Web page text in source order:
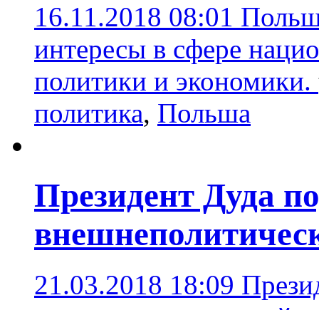
16.11.2018 08:01
интересы в сфере
политики и экономики.
политика, Польша
Президент Дуда
21.03.2018 18:09